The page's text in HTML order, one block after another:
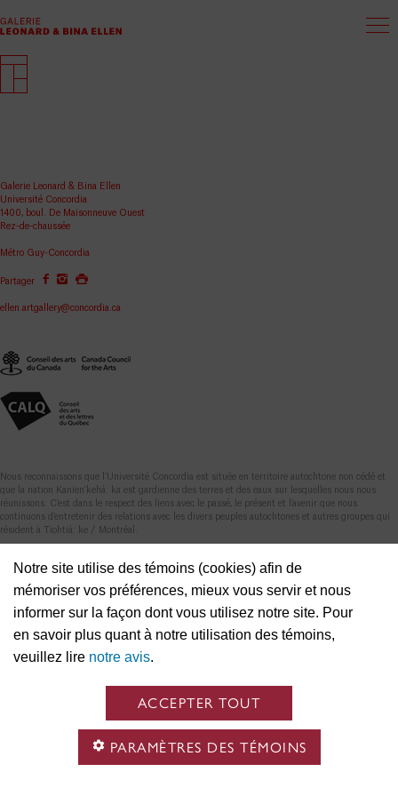
Notre site utilise des témoins (cookies) afin de
mémoriser vos préférences, mieux vous servir et nous
informer sur la façon dont vous utilisez notre site. Pour
en savoir plus quant à notre utilisation des témoins,
veuillez lire notre avis.
ACCEPTER TOUT
PARAMÈTRES DES TÉMOINS
Galerie Leonard & Bina Ellen
Université Concordia
1400, boul. De Maisonneuve Ouest
Rez-de-chaussée
Métro Guy-Concordia
Partager
ellen.artgallery@concordia.ca
Nous reconnaissons que l’Université Concordia est située en territoire autochtone non cédé et
que la nation Kanien’kehá: ka est gardienne des terres et des eaux sur lesquelles nous nous
réunissons. C’est dans le respect des liens avec le passé, le présent et l’avenir que nous
continuons d’entretenir des relations avec les divers peuples autochtones et autres groupes qui
résident à Tiohtiá: ke / Montréal.